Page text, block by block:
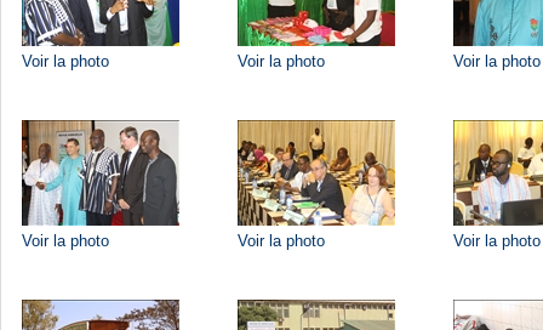
Voir la photo Voir la photo Voir la photo
Voir la photo Voir la photo Voir la photo